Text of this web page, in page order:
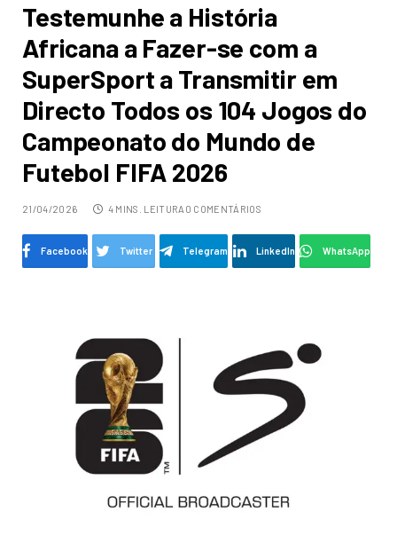
Testemunhe a História
Africana a Fazer-se com a
SuperSport a Transmitir em
Directo Todos os 104 Jogos do
Campeonato do Mundo de
Futebol FIFA 2026
21/04/2026 4 MINS. LEITURA 0 COMENTÁRIOS
Facebook Twitter Telegram LinkedIn WhatsApp